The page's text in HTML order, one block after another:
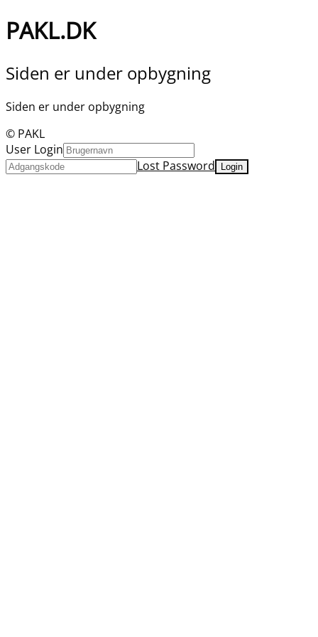
PAKL.DK
Siden er under opbygning
Siden er under opbygning
© PAKL
User Login
Lost Password